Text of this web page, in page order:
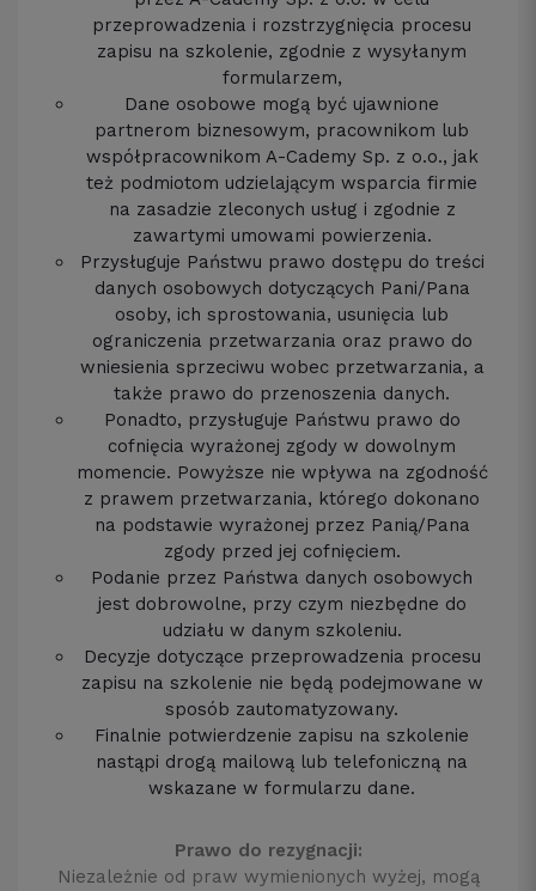
przeprowadzenia i rozstrzygnięcia procesu
zapisu na szkolenie, zgodnie z wysyłanym
formularzem,
Dane osobowe mogą być ujawnione
partnerom biznesowym, pracownikom lub
współpracownikom A-Cademy Sp. z o.o., jak
też podmiotom udzielającym wsparcia firmie
na zasadzie zleconych usług i zgodnie z
zawartymi umowami powierzenia.
Przysługuje Państwu prawo dostępu do treści
danych osobowych dotyczących Pani/Pana
osoby, ich sprostowania, usunięcia lub
ograniczenia przetwarzania oraz prawo do
wniesienia sprzeciwu wobec przetwarzania, a
także prawo do przenoszenia danych.
Ponadto, przysługuje Państwu prawo do
cofnięcia wyrażonej zgody w dowolnym
momencie. Powyższe nie wpływa na zgodność
z prawem przetwarzania, którego dokonano
na podstawie wyrażonej przez Panią/Pana
zgody przed jej cofnięciem.
Podanie przez Państwa danych osobowych
jest dobrowolne, przy czym niezbędne do
udziału w danym szkoleniu.
Decyzje dotyczące przeprowadzenia procesu
zapisu na szkolenie nie będą podejmowane w
sposób zautomatyzowany.
Finalnie potwierdzenie zapisu na szkolenie
nastąpi drogą mailową lub telefoniczną na
wskazane w formularzu dane.
Prawo do rezygnacji:
Niezależnie od praw wymienionych wyżej, mogą